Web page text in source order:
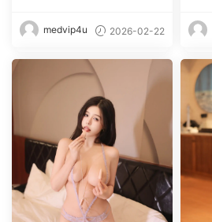
medvip4u 2026-02-22